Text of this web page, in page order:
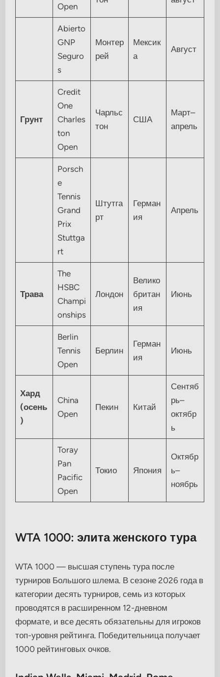
Open
Abierto
GNP
Seguro
s
Монтер
рей
Мексик
а
Август
Грунт
Credit
One
Charles
ton
Open
Чарльс
тон
США
Март–
апрель
Porsch
e
Tennis
Grand
Prix
Stuttga
rt
Штутга
рт
Герман
ия
Апрель
Трава
The
HSBC
Champi
onships
Лондон
Велико
британ
ия
Июнь
Berlin
Tennis
Open
Берлин
Герман
ия
Июнь
Хард
(осень
)
China
Open
Пекин Китай
Сентяб
рь–
октябр
ь
Toray
Pan
Pacific
Open
Токио Япония
Октябр
ь–
ноябрь
WTA 1000: элита женского тура
WTA 1000 — высшая ступень тура после
турниров Большого шлема. В сезоне 2026 года в
категории десять турниров, семь из которых
проводятся в расширенном 12-дневном
формате, и все десять обязательны для игроков
топ-уровня рейтинга. Победительница получает
1000 рейтинговых очков.